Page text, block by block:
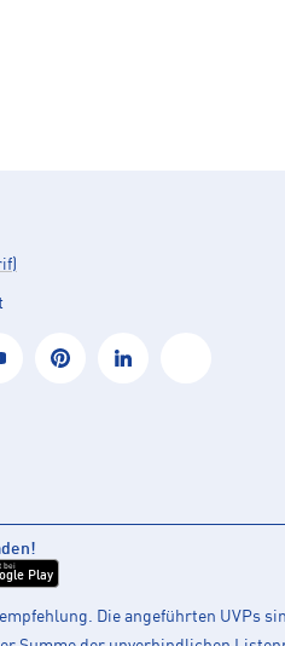
bei
Play
Die angeführten UVPs